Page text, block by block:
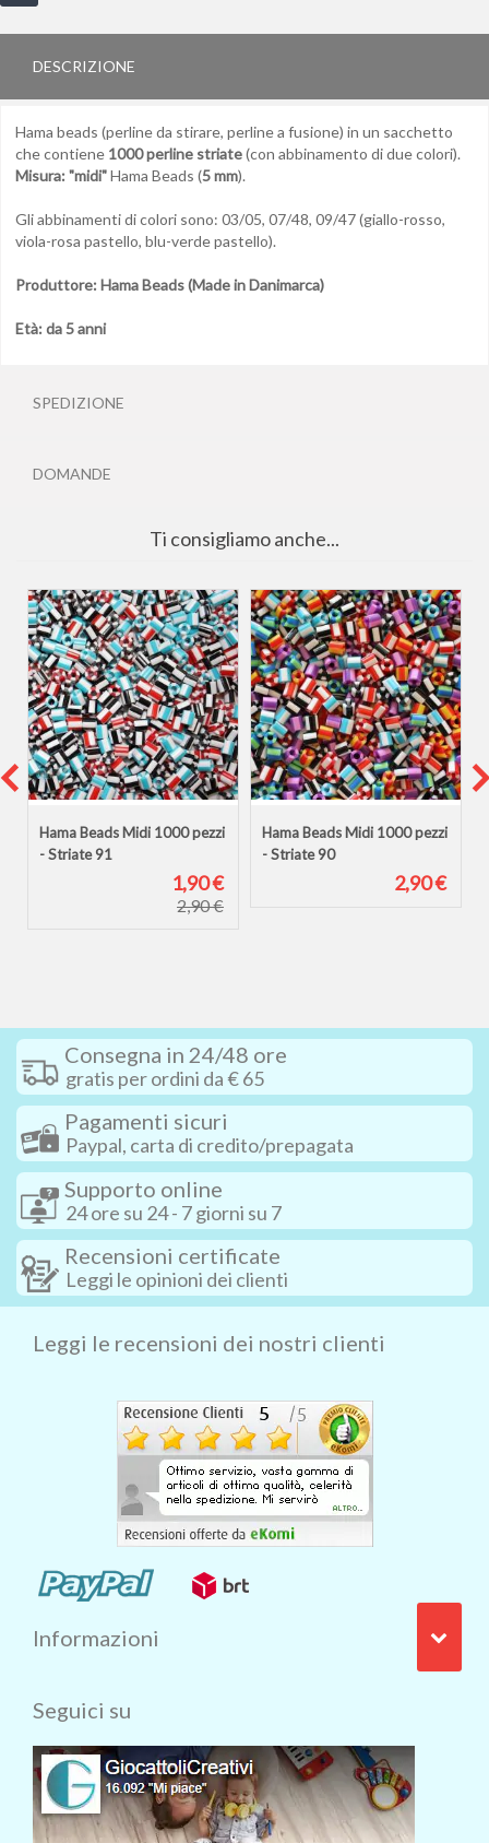
DESCRIZIONE
Hama beads (perline da stirare, perline a fusione) in un sacchetto
che contiene 1000 perline striate(con abbinamento di due colori).
Misura: "midi"Hama Beads (5 mm).
Gli abbinamenti di colori sono: 03/05, 07/48, 09/47 (giallo-rosso,
viola-rosa pastello, blu-verde pastello).
Produttore: Hama Beads (Made in Danimarca)
Età: da 5 anni
SPEDIZIONE
DOMANDE
Ti consigliamo anche...
Hama Beads Midi 1000 pezzi
- Striate 91
1,90 €
2,90 €
Hama Beads Midi 1000 pezzi
- Striate 90
2,90 €
Consegna in 24/48 ore
gratis per ordini da € 65
Pagamenti sicuri
Paypal, carta di credito/prepagata
Supporto online
24 ore su 24 - 7 giorni su 7
Recensioni certificate
Leggi le opinioni dei clienti
Leggi le recensioni dei nostri clienti
Informazioni
Seguici su